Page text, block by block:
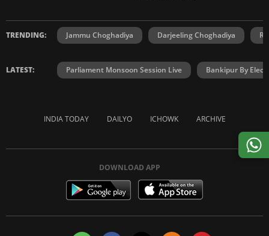
TRENDING: Jammu Choghadiya Darjeeling Choghadiya
LATEST: Parliament Monsoon Session Live Bankipur By
INDIA TODAY DAILYO ICHOWK ARCHIVE
DOWNLOAD APP